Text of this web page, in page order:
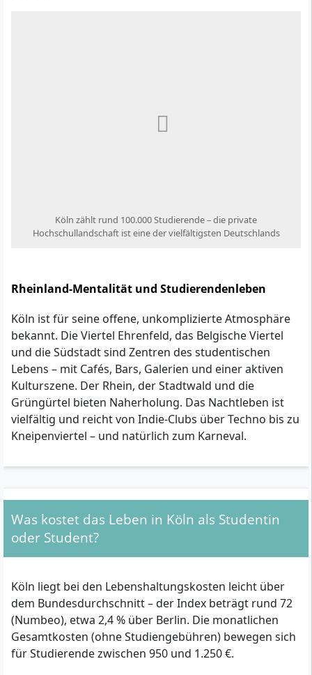
Köln zählt rund 100.000 Studierende – die private
Hochschullandschaft ist eine der vielfältigsten Deutschlands
Rheinland-Mentalität und Studierendenleben
Köln ist für seine offene, unkomplizierte Atmosphäre
bekannt. Die Viertel Ehrenfeld, das Belgische Viertel
und die Südstadt sind Zentren des studentischen
Lebens – mit Cafés, Bars, Galerien und einer aktiven
Kulturszene. Der Rhein, der Stadtwald und die
Grüngürtel bieten Naherholung. Das Nachtleben ist
vielfältig und reicht von Indie-Clubs über Techno bis zu
Kneipenviertel – und natürlich zum Karneval.
Was kostet das Leben in Köln als Studentin
oder Student?
Köln liegt bei den Lebenshaltungskosten leicht über
dem Bundesdurchschnitt – der Index beträgt rund 72
(Numbeo), etwa 2,4 % über Berlin. Die monatlichen
Gesamtkosten (ohne Studiengebühren) bewegen sich
für Studierende zwischen 950 und 1.250 €.